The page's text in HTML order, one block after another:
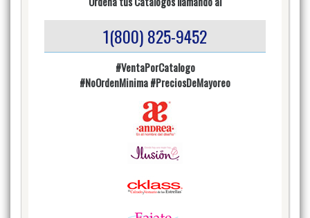
1(800) 825-9452
#VentaPorCatalogo
#NoOrdenMinima#PreciosDeMayoreo